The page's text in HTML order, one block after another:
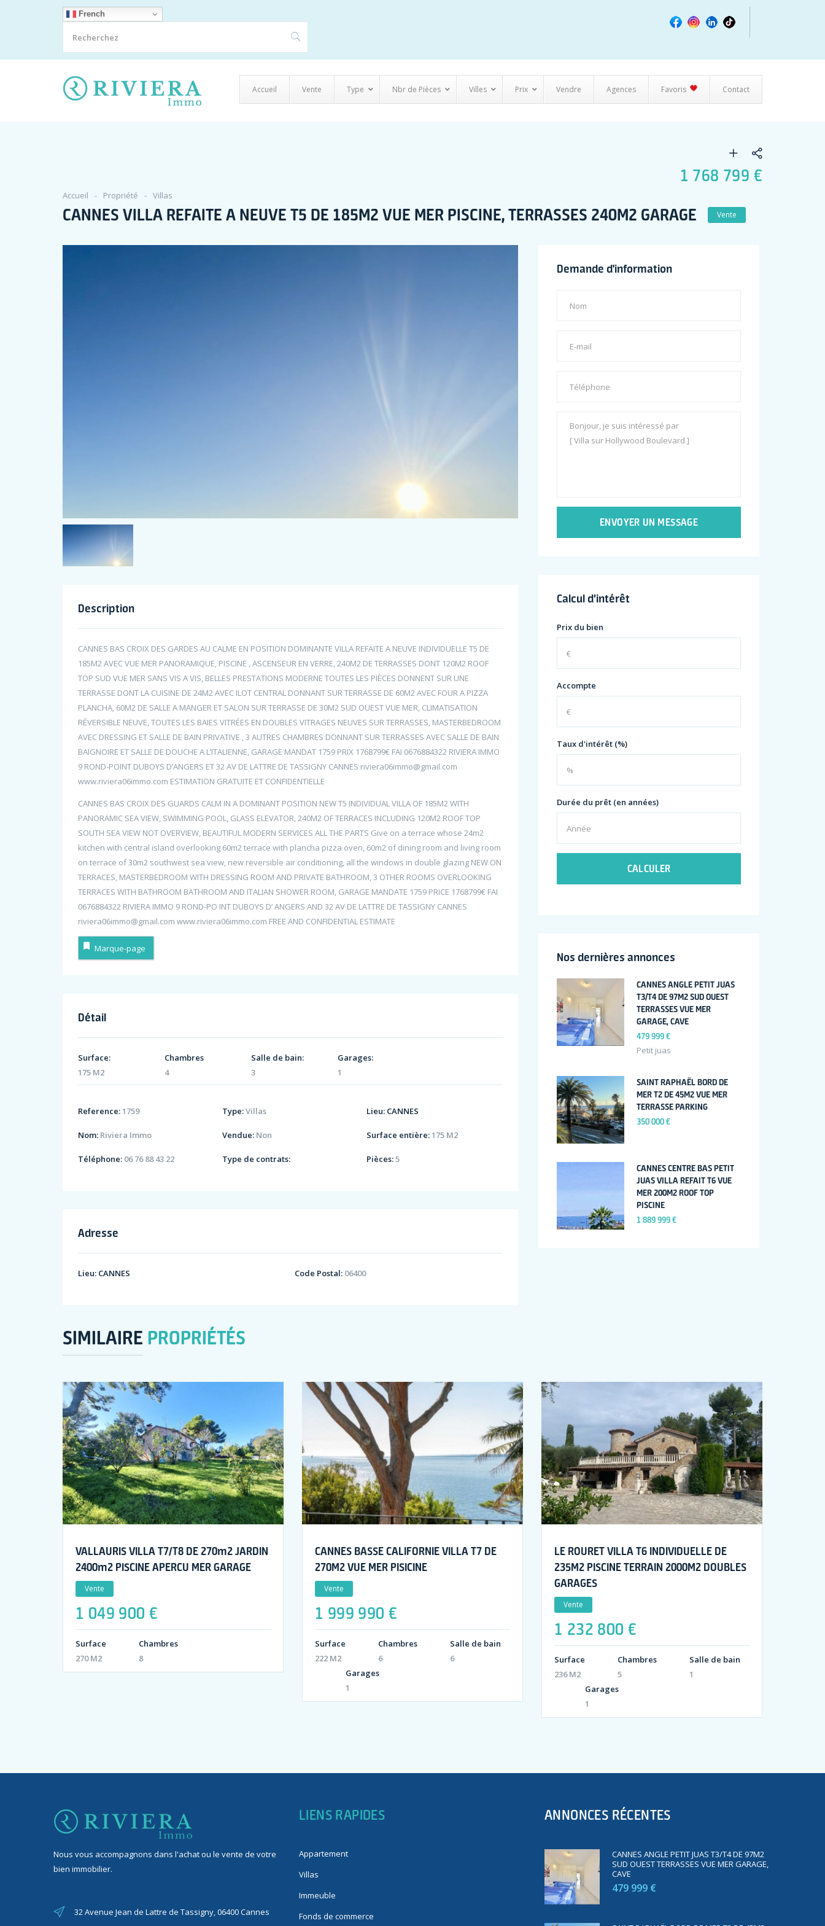
French
Accueil Vente Type Nbr de Pièces Villes Prix Vendre Agences Favoris Contact
1 768 799 €
Accueil Propriété Villas
CANNES VILLA REFAITE A NEUVE T5 DE 185M2 VUE MER PISCINE, TERRASSES 240M2 GARAGE Vente
Description
CANNES BAS CROIX DES GARDES AU CALME EN POSITION DOMINANTE VILLA REFAITE A NEUVE INDIVIDUELLE T5 DE
185M2 AVEC VUE MER PANORAMIQUE, PISCINE , ASCENSEUR EN VERRE, 240M2 DE TERRASSES DONT 120M2 ROOF
TOP SUD VUE MER SANS VIS A VIS, BELLES PRESTATIONS MODERNE TOUTES LES PIÈCES DONNENT SUR UNE
TERRASSE DONT LA CUISINE DE 24M2 AVEC ILOT CENTRAL DONNANT SUR TERRASSE DE 60M2 AVEC FOUR A PIZZA
PLANCHA, 60M2 DE SALLE A MANGER ET SALON SUR TERRASSE DE 30M2 SUD OUEST VUE MER, CLIMATISATION
RÉVERSIBLE NEUVE, TOUTES LES BAIES VITRÉES EN DOUBLES VITRAGES NEUVES SUR TERRASSES, MASTERBEDROOM
AVEC DRESSING ET SALLE DE BAIN PRIVATIVE , 3 AUTRES CHAMBRES DONNANT SUR TERRASSES AVEC SALLE DE BAIN
BAIGNOIRE ET SALLE DE DOUCHE A L’ITALIENNE, GARAGE MANDAT 1759 PRIX 1768799€ FAI 0676884322 RIVIERA IMMO
9 ROND-POINT DUBOYS D’ANGERS ET 32 AV DE LATTRE DE TASSIGNY CANNES riviera06immo@gmail.com
www.riviera06immo.com ESTIMATION GRATUITE ET CONFIDENTIELLE
CANNES BAS CROIX DES GUARDS CALM IN A DOMINANT POSITION NEW T5 INDIVIDUAL VILLA OF 185M2 WITH
PANORAMIC SEA VIEW, SWIMMING POOL, GLASS ELEVATOR, 240M2 OF TERRACES INCLUDING 120M2 ROOF TOP
SOUTH SEA VIEW NOT OVERVIEW, BEAUTIFUL MODERN SERVICES ALL THE PARTS Give on a terrace whose 24m2
kitchen with central island overlooking 60m2 terrace with plancha pizza oven, 60m2 of dining room and living room
on terrace of 30m2 southwest sea view, new reversible air conditioning, all the windows in double glazing NEW ON
TERRACES, MASTERBEDROOM WITH DRESSING ROOM AND PRIVATE BATHROOM, 3 OTHER ROOMS OVERLOOKING
TERRACES WITH BATHROOM BATHROOM AND ITALIAN SHOWER ROOM, GARAGE MANDATE 1759 PRICE 1768799€ FAI
0676884322 RIVIERA IMMO 9 ROND-PO INT DUBOYS D’ ANGERS AND 32 AV DE LATTRE DE TASSIGNY CANNES
riviera06immo@gmail.com www.riviera06immo.com FREE AND CONFIDENTIAL ESTIMATE
Marque-page
Détail
Surface:
175 M2
Chambres
4
Salle de bain:
3
Garages:
1
Reference: 1759
Nom: Riviera Immo
Téléphone: 06 76 88 43 22
Type:Villas
Vendue: Non
Type de contrats:
Lieu: CANNES
Surface entière: 175 M2
Pièces:5
Adresse
Lieu: CANNES Code Postal:06400
Demande d'information
ENVOYER UN MESSAGE
Calcul d’intérêt
Prix du bien
Accompte
Taux d'intérêt (%)
Durée du prêt (en années)
CALCULER
Nos dernières annonces
CANNES ANGLE PETIT JUAS
T3/T4 DE 97M2 SUD OUEST
TERRASSES VUE MER
GARAGE, CAVE
479 999 €
Petit juas
SAINT RAPHAËL BORD DE
MER T2 DE 45M2 VUE MER
TERRASSE PARKING
350 000 €
CANNES CENTRE BAS PETIT
JUAS VILLA REFAIT T6 VUE
MER 200M2 ROOF TOP
PISCINE
1 889 999 €
SIMILAIRE PROPRIÉTÉS
VALLAURIS VILLA T7/T8 DE 270m2 JARDIN
2400m2 PISCINE APERCU MER GARAGE
Vente
1 049 900 €
Surface
270 M2
Chambres
8
CANNES BASSE CALIFORNIE VILLA T7 DE
270M2 VUE MER PISICINE
Vente
1 999 990 €
Surface
222 M2
Chambres
6
Salle de bain
6
Garages
1
LE ROURET VILLA T6 INDIVIDUELLE DE
235M2 PISCINE TERRAIN 2000M2 DOUBLES
GARAGES
Vente
1 232 800 €
Surface
236 M2
Chambres
5
Salle de bain
1
Garages
1
Nous vous accompagnons dans l'achat ou le vente de votre
bien immobilier.
32 Avenue Jean de Lattre de Tassigny, 06400 Cannes
LIENS RAPIDES
Appartement
Villas
Immeuble
Fonds de commerce
ANNONCES RÉCENTES
CANNES ANGLE PETIT JUAS T3/T4 DE 97M2
SUD OUEST TERRASSES VUE MER GARAGE,
CAVE
479 999 €